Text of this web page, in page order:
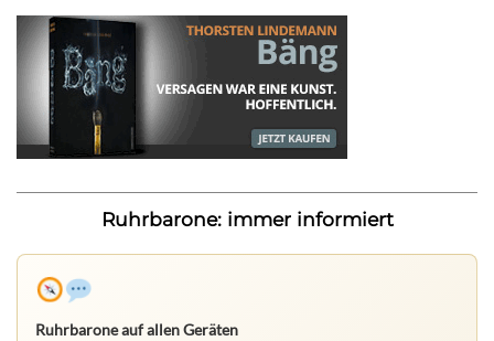
Ruhrbarone: immer informiert
Ruhrbarone auf allen Geräten